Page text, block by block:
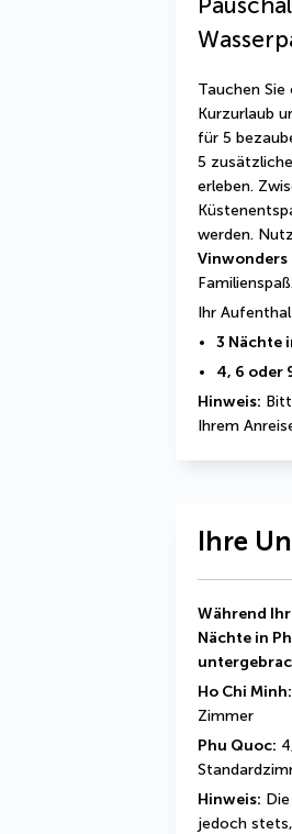
Tauchen Sie
Kurzurlaub
für 5
5
erleben.
werden.
Vinwonders
Ihr
3 Nächte
4, 6 oder
Hinweis:
Ihrem
Ihre
Während
Nächte in
Ho Chi Minh:
Zimmer
Phu Quoc:
Hinweis:
jedoch